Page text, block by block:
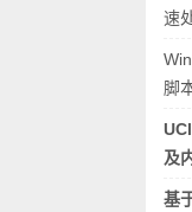
速
脚
及
基